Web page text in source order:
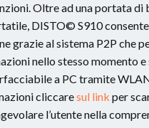
Oltre ad una portata di
DISTO© S910
grazie al sistema P2P che
nello stesso momento
a PC tramite
cliccaresul link per
l’utente nella